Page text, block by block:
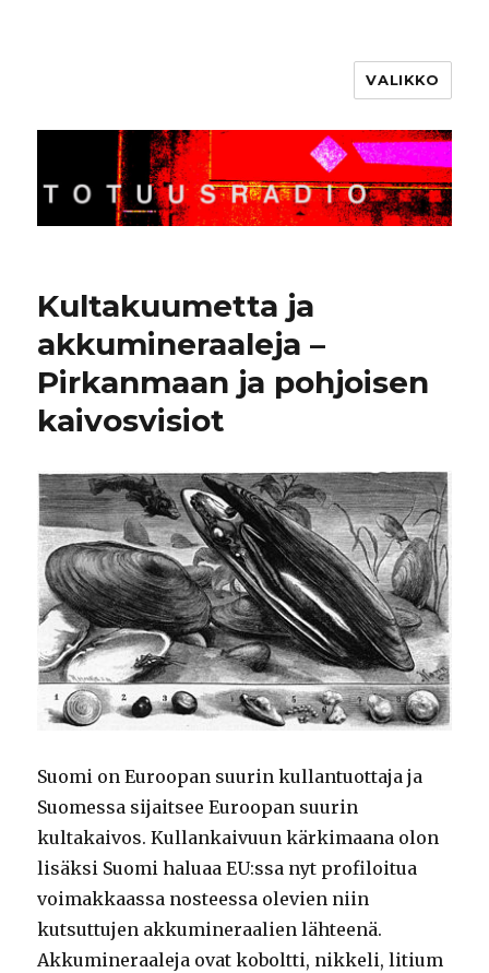
VALIKKO
Kultakuumetta ja
akkumineraaleja –
Pirkanmaan ja pohjoisen
kaivosvisiot
Suomi on Euroopan suurin kullantuottaja ja
Suomessa sijaitsee Euroopan suurin
kultakaivos. Kullankaivuun kärkimaana olon
lisäksi Suomi haluaa EU:ssa nyt profiloitua
voimakkaassa nosteessa olevien niin
kutsuttujen akkumineraalien lähteenä.
Akkumineraaleja ovat koboltti, nikkeli, litium